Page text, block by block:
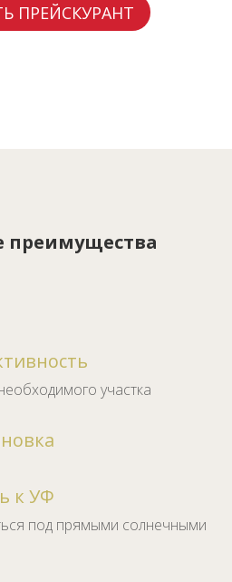
ПРЕЙСКУРАНТ
преимущества
участка
к УФ
под прямыми солнечными